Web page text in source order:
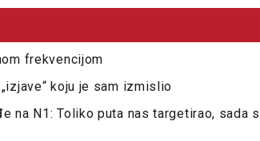
frekvencijom
koju je sam izmislio
na N1: Toliko puta nas targetirao, sada